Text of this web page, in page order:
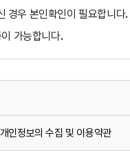
경우 본인확인이 필요합니다.
가능합니다.
개인정보의 수집 및 이용약관